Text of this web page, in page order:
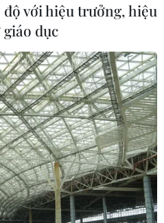
MỤC
Bắc Bộ sẽ
Việt Nam?
khẩn cấp
độ với hiệu trưởng, hiệu
giáo dục